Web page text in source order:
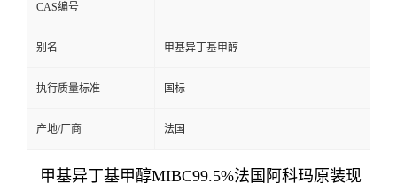
CAS编号
别名 甲基异丁基甲醇
执行质量标准 国标
产地/厂商 法国
甲基异丁基甲醇MIBC99.5%法国阿科玛原装现